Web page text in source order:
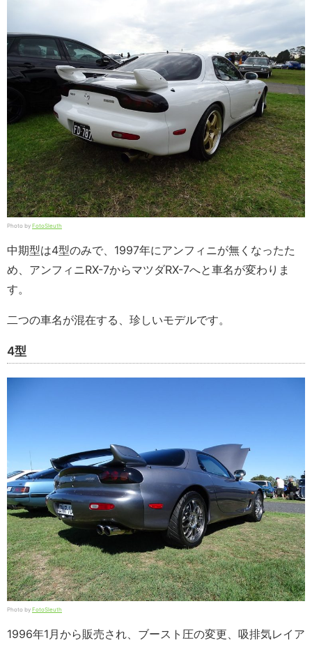
Photo by FotoSleuth
中期型は4型のみで、1997年にアンフィニが無くなったた
め、アンフィニRX-7からマツダRX-7へと車名が変わりま
す。
二つの車名が混在する、珍しいモデルです。
4型
Photo by FotoSleuth
1996年1月から販売され、ブースト圧の変更、吸排気レイア